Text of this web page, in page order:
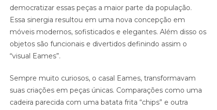
democratizar essas peças a maior parte da população.
Essa sinergia resultou em uma nova concepção em
móveis modernos, sofisticados e elegantes. Além disso os
objetos são funcionais e divertidos definindo assim o
“visual Eames”.
Sempre muito curiosos, o casal Eames, transformavam
suas criações em peças únicas. Comparações como uma
cadeira parecida com uma batata frita “chips” e outra